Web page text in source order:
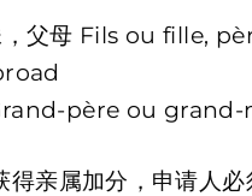
，父母 Fils ou fille,
père ou grand-
得亲属加分，申请人